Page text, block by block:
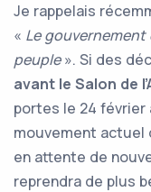
Je rappelais
« Le
peuple». Si des
avant le Salon de
portes le 24 février
mouvement actuel
en attente de
reprendra de plus